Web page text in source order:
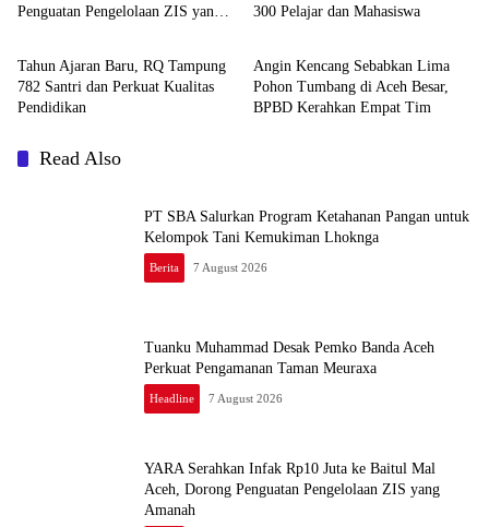
Penguatan Pengelolaan ZIS yang
300 Pelajar dan Mahasiswa
Berita
Tahun Ajaran Baru, RQ Tampung
782 Santri dan Perkuat Kualitas
Pendidikan
Daerah
Angin Kencang Sebabkan Lima
Pohon Tumbang di Aceh Besar,
BPBD Kerahkan Empat Tim
Read Also
PT SBA Salurkan Program Ketahanan Pangan untuk
Kelompok Tani Kemukiman Lhoknga
Berita 7 August 2026
Tuanku Muhammad Desak Pemko Banda Aceh
Perkuat Pengamanan Taman Meuraxa
Headline 7 August 2026
YARA Serahkan Infak Rp10 Juta ke Baitul Mal
Aceh, Dorong Penguatan Pengelolaan ZIS yang
Amanah